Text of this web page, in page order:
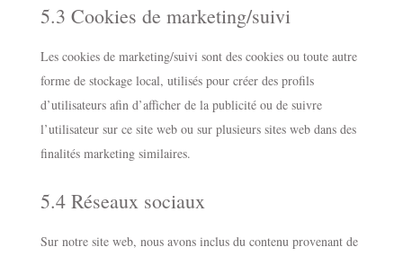
5.3 Cookies de marketing/suivi
Les cookies de marketing/suivi sont des cookies ou toute autre
forme de stockage local, utilisés pour créer des profils
d’utilisateurs afin d’afficher de la publicité ou de suivre
l’utilisateur sur ce site web ou sur plusieurs sites web dans des
finalités marketing similaires.
5.4 Réseaux sociaux
Sur notre site web, nous avons inclus du contenu provenant de